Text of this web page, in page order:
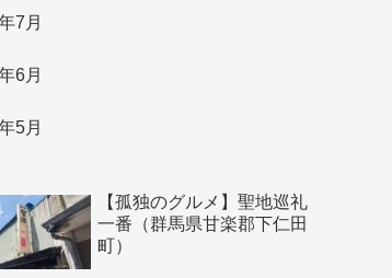
7月
6月
5月
【孤独のグルメ】聖地巡礼
一番（群馬県甘楽郡下仁田
町）